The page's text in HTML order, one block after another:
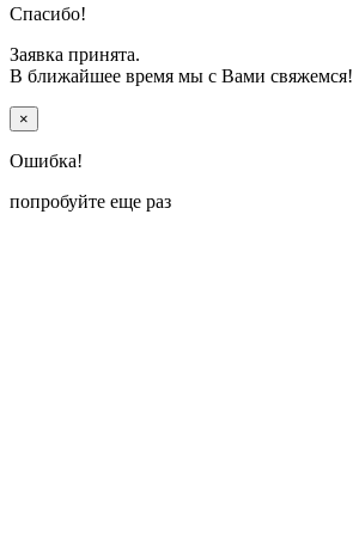
Спасибо!
Заявка принята.
В ближайшее время мы с Вами свяжемся!
×
Ошибка!
попробуйте еще раз